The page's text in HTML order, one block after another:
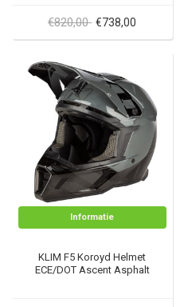
€820,00 €738,00
Informatie
KLIM F5 Koroyd Helmet
ECE/DOT Ascent Asphalt